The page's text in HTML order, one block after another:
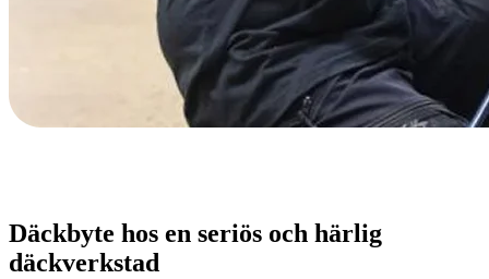
Däckbyte hos en seriös och härlig
däckverkstad